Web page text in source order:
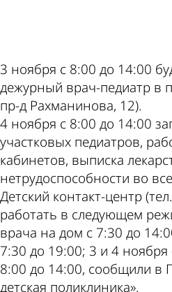
3 ноября с 8:00 до 14:00
дежурный врач-педиатр в
пр-д Рахманинова, 12).
4 ноября с 8:00 до 14:00
участковых педиатров,
кабинетов, выписка
нетрудоспособности во
Детский контакт-центр
работать в следующем
врача на дом с 7:30 до
7:30 до 19:00; 3 и 4
8:00 до 14:00, сообщили в
детская поликлиника».